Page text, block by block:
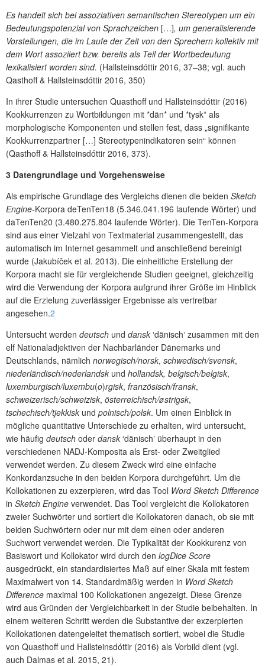
Es handelt sich bei assoziativen semantischen Stereotypen um ein
Bedeutungspotenzial von Sprachzeichen […], um generalisierende
Vorstellungen, die im Laufe der Zeit von den Sprechern kollektiv mit
dem Wort assoziiert bzw. bereits als Teil der Wortbedeutung
lexikalisiert worden sind. (Hallsteinsdóttir 2016, 37–38; vgl. auch
Qasthoff & Hallsteinsdóttir 2016, 350)
In ihrer Studie untersuchen Quasthoff und Hallsteinsdóttir (2016)
Kookkurrenzen zu Wortbildungen mit *dän* und *tysk* als
morphologische Komponenten und stellen fest, dass „signifikante
Kookkurrenzpartner […] Stereotypenindikatoren sein“ können
(Qasthoff & Hallsteinsdóttir 2016, 373).
3 Datengrundlage und Vorgehensweise
Als empirische Grundlage des Vergleichs dienen die beiden Sketch
Engine-Korpora deTenTen18 (5.346.041.196 laufende Wörter) und
daTenTen20 (3.480.275.804 laufende Wörter). Die TenTen-Korpora
sind aus einer Vielzahl von Textmaterial zusammengestellt, das
automatisch im Internet gesammelt und anschließend bereinigt
wurde (Jakubíček et al. 2013). Die einheitliche Erstellung der
Korpora macht sie für vergleichende Studien geeignet, gleichzeitig
wird die Verwendung der Korpora aufgrund ihrer Größe im Hinblick
auf die Erzielung zuverlässiger Ergebnisse als vertretbar
angesehen.2
Untersucht werden deutsch und dansk ʻdänischʼ zusammen mit den
elf Nationaladjektiven der Nachbarländer Dänemarks und
Deutschlands, nämlich norwegisch/norsk, schwedisch/svensk,
niederländisch/nederlandsk und hollandsk, belgisch/belgisk,
luxemburgisch/luxembu(o)rgisk, französisch/fransk,
schweizerisch/schweizisk, österreichisch/østrigsk,
tschechisch/tjekkisk und polnisch/polsk. Um einen Einblick in
mögliche quantitative Unterschiede zu erhalten, wird untersucht,
wie häufig deutsch oder dansk ʻdänischʼ überhaupt in den
verschiedenen NADJ-Komposita als Erst- oder Zweitglied
verwendet werden. Zu diesem Zweck wird eine einfache
Konkordanzsuche in den beiden Korpora durchgeführt. Um die
Kollokationen zu exzerpieren, wird das Tool Word Sketch Difference
in Sketch Engine verwendet. Das Tool vergleicht die Kollokatoren
zweier Suchwörter und sortiert die Kollokatoren danach, ob sie mit
beiden Suchwörtern oder nur mit dem einen oder anderen
Suchwort verwendet werden. Die Typikalität der Kookkurenz von
Basiswort und Kollokator wird durch den logDice Score
ausgedrückt, ein standardisiertes Maß auf einer Skala mit festem
Maximalwert von 14. Standardmäßig werden in Word Sketch
Difference maximal 100 Kollokationen angezeigt. Diese Grenze
wird aus Gründen der Vergleichbarkeit in der Studie beibehalten. In
einem weiteren Schritt werden die Substantive der exzerpierten
Kollokationen datengeleitet thematisch sortiert, wobei die Studie
von Quasthoff und Hallsteinsdóttir (2016) als Vorbild dient (vgl.
auch Dalmas et al. 2015, 21).